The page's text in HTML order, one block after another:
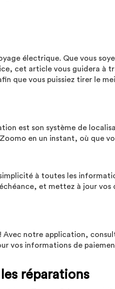
électrique. Que vous
cet article vous guidera à
que vous puissiez tirer le
est son système de
en un instant, où que
à toutes les
et mettez à jour vos
Avec notre application,
vos informations de
réparations